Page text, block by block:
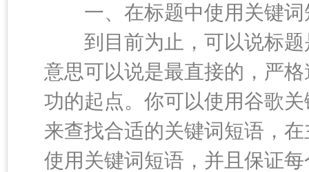
一、在标题中使用关键词
到目前为止，可以说标题
意思可以说是最直接的，严
功的起点。你可以使用谷歌
来查找合适的关键词短语，
使用关键词短语，并且保证